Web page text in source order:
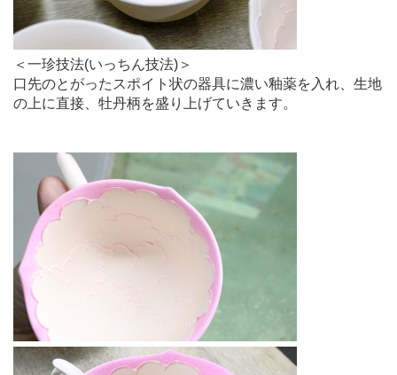
＜一珍技法(いっちん技法)＞
口先のとがったスポイト状の器具に濃い釉薬を入れ、生地
の上に直接、牡丹柄を盛り上げていきます。